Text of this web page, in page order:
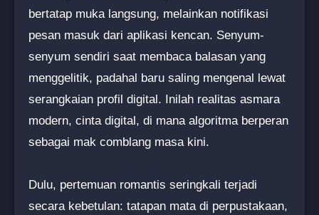
bertatap muka langsung, melainkan notifikasi
pesan masuk dari aplikasi kencan. Senyum-
senyum sendiri saat membaca balasan yang
menggelitik, padahal baru saling mengenal lewat
serangkaian profil digital. Inilah realitas asmara
modern, cinta digital, di mana algoritma berperan
sebagai mak comblang masa kini.
Dulu, pertemuan romantis seringkali terjadi
secara kebetulan: tatapan mata di perpustakaan,